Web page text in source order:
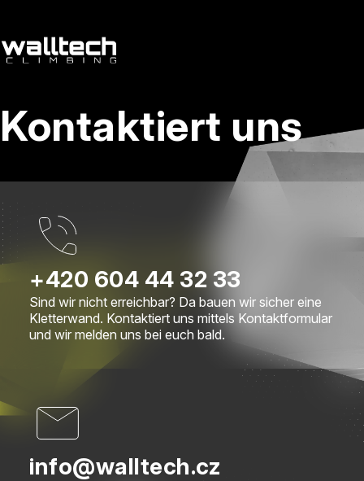
Dienstleitungen
Referenzen
Kontakt
Kontaktiert uns
+420 604 44 32 33
Sind wir nicht erreichbar? Da bauen wir sicher eine
Kletterwand. Kontaktiert uns mittels Kontaktformular
und wir melden uns bei euch bald.
info@walltech.cz